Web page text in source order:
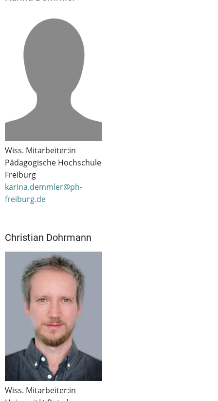
Wiss. Mitarbeiter:in
Pädagogische Hochschule
Freiburg
karina.demmler@ph-
freiburg.de
Christian Dohrmann
Wiss. Mitarbeiter:in